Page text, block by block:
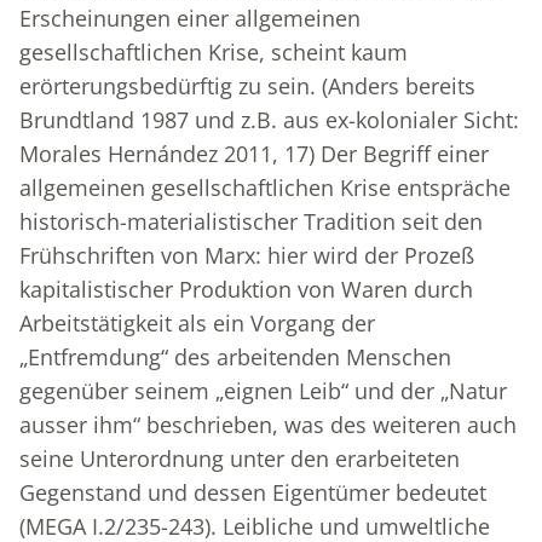
Erscheinungen einer allgemeinen
gesellschaftlichen Krise, scheint kaum
erörterungsbedürftig zu sein. (Anders bereits
Brundtland 1987 und z.B. aus ex-kolonialer Sicht:
Morales Hernández 2011, 17) Der Begriff einer
allgemeinen gesellschaftlichen Krise entspräche
historisch-materialistischer Tradition seit den
Frühschriften von Marx: hier wird der Prozeß
kapitalistischer Produktion von Waren durch
Arbeitstätigkeit als ein Vorgang der
„Entfremdung“ des arbeitenden Menschen
gegenüber seinem „eignen Leib“ und der „Natur
ausser ihm“ beschrieben, was des weiteren auch
seine Unterordnung unter den erarbeiteten
Gegenstand und dessen Eigentümer bedeutet
(MEGA I.2/235-243). Leibliche und umweltliche